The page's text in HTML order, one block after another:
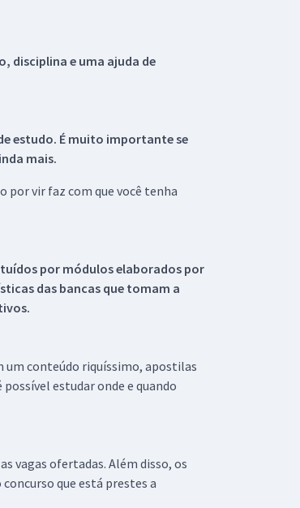
disciplina e uma ajuda de
estudo. É muito importante se
mais.
por vir faz com que você tenha
por módulos elaborados por
das bancas que tomam a
um conteúdo riquíssimo, apostilas
estudar onde e quando
vagas ofertadas. Além disso, os
que está prestes a